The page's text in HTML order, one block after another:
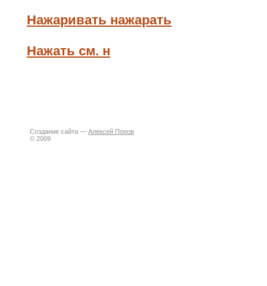
Нажаривать нажарать
Нажать см. н
Создание сайта — Алексей Попов
© 2009